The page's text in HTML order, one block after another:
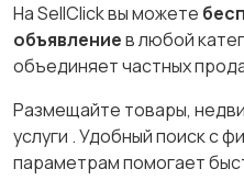
На SellClick вы можете
объявлениев любой
объединяет частных
Размещайте товары,
услуги . Удобный поиск с
параметрам помогает